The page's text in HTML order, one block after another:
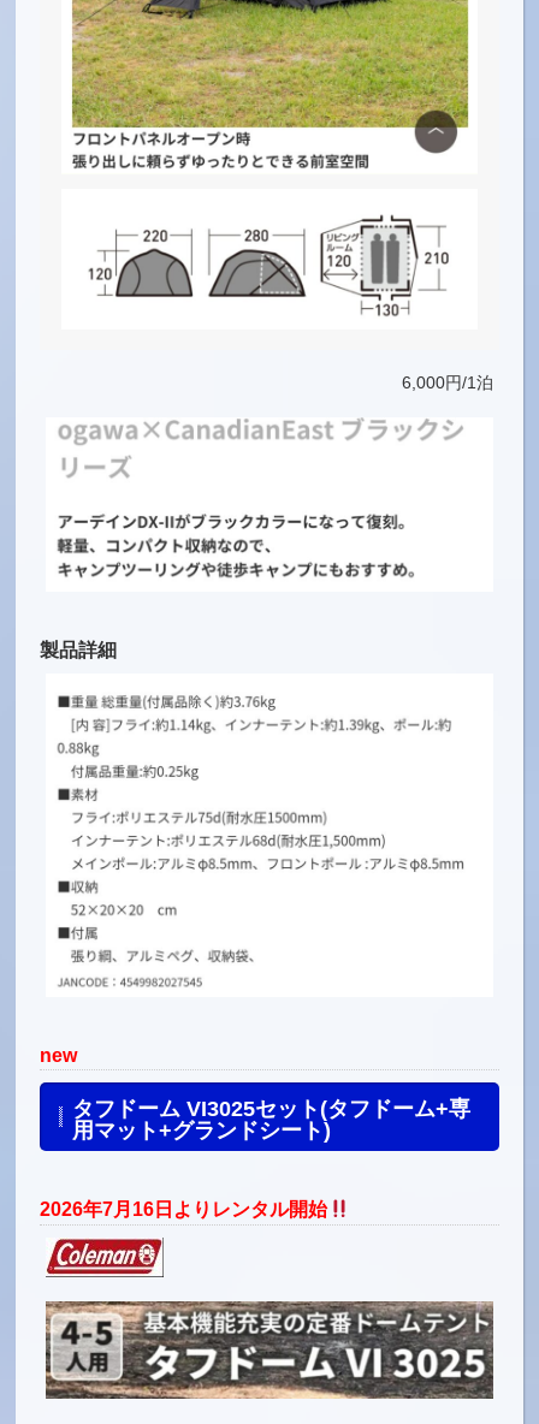
6,000円/1泊
製品詳細
new
タフドーム VI3025セット(タフドーム+専
用マット+グランドシート)
2026年7月16日よりレンタル開始